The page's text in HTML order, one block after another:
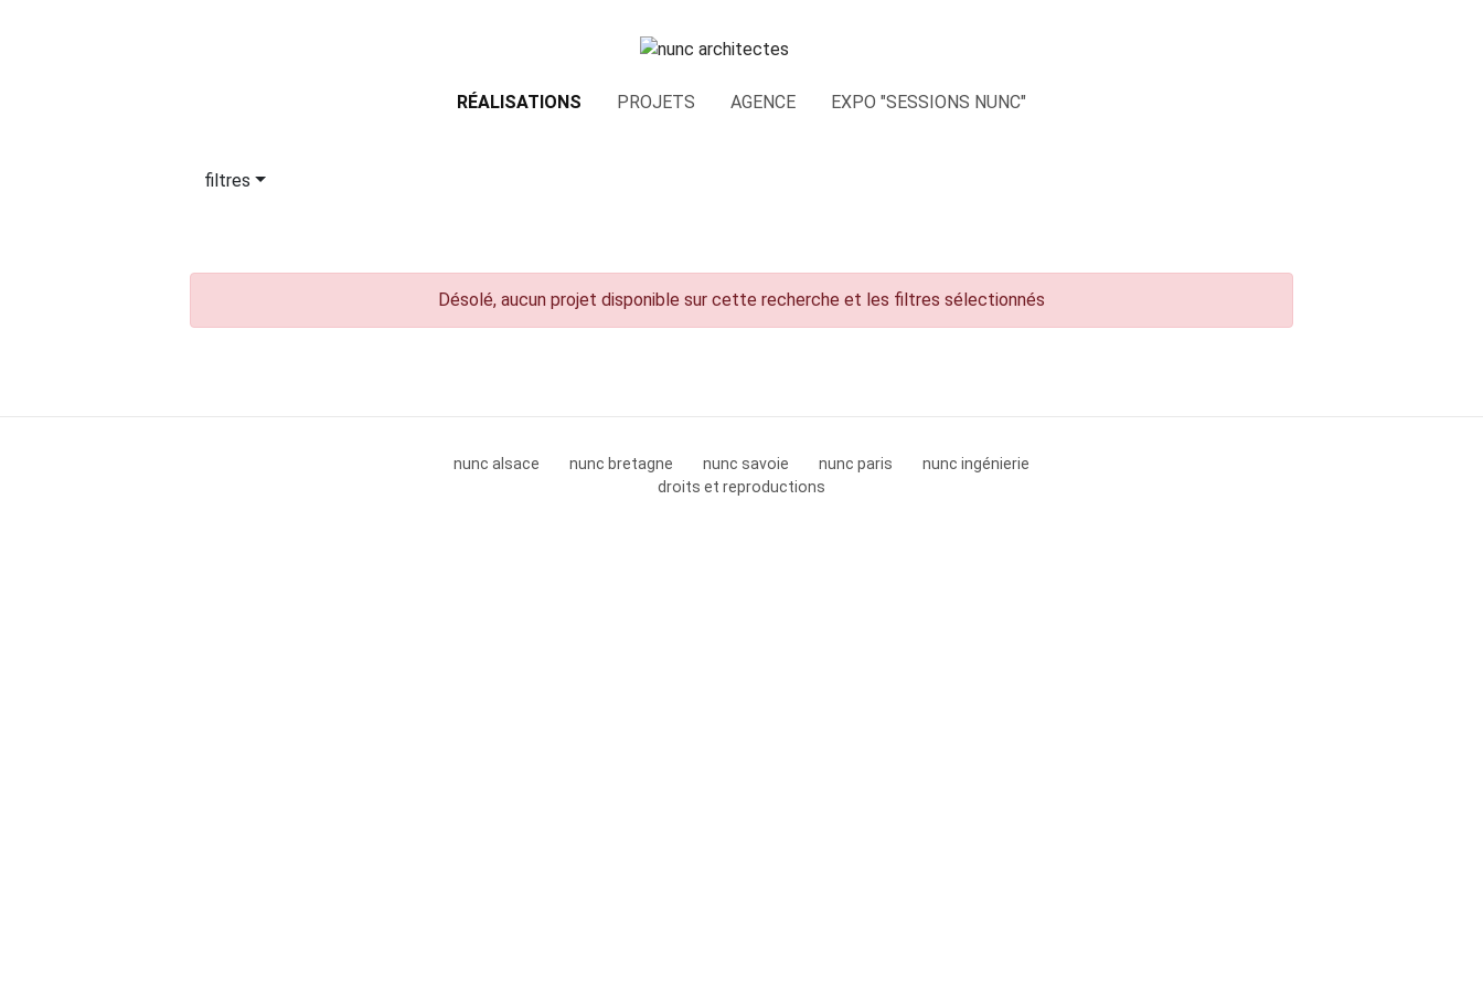
RÉALISATIONS PROJETS AGENCE EXPO "SESSIONS NUNC"
filtres
Désolé, aucun projet disponible sur cette recherche et les filtres sélectionnés
nunc alsace nunc bretagne nunc savoie nunc paris
nunc ingénierie
droits et reproductions